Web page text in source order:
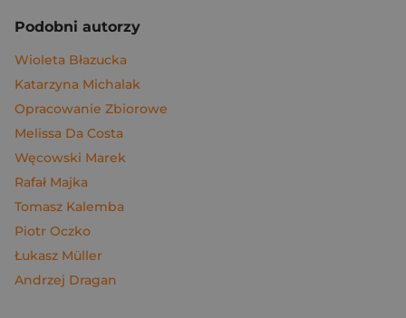
Podobni autorzy
Wioleta Błazucka
Katarzyna Michalak
Opracowanie Zbiorowe
Melissa Da Costa
Węcowski Marek
Rafał Majka
Tomasz Kalemba
Piotr Oczko
Łukasz Müller
Andrzej Dragan